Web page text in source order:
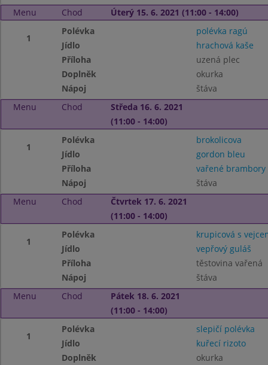
Menu
Chod Úterý 15. 6. 2021 (11:00 - 14:00)
1
Polévka
polévka ragú
Jídlo
hrachová kaše
Příloha
uzená plec
Doplněk
okurka
Nápoj
štáva
Menu
Chod
Středa 16. 6. 2021
(11:00 - 14:00)
1
Polévka
brokolicova
Jídlo
gordon bleu
Příloha
vařené brambory
Nápoj
štáva
Menu
Chod
Čtvrtek 17. 6. 2021
(11:00 - 14:00)
1
Polévka
krupicová s
Jídlo
vepřový guláš
Příloha
těstovina vařená
Nápoj
štáva
Menu
Chod
Pátek 18. 6. 2021
(11:00 - 14:00)
1
Polévka
slepičí polévka
Jídlo
kuřecí rizoto
Doplněk
okurka